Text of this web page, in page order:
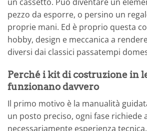
pezzo da esporre, o persino un
proprie mani. Ed è proprio questa
hobby, design e meccanica a
diversi dai classici passatempi
Perché i kit di costruzione in
funzionano davvero
Il primo motivo è la manualità
un posto preciso, ogni fase richiede
necessariamente esperienza